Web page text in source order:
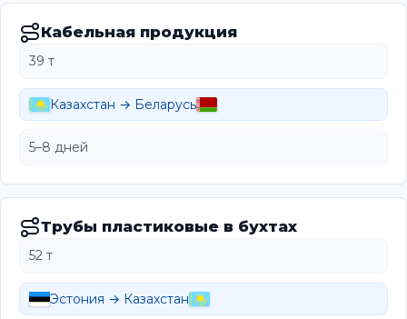
Кабельная продукция
39 т
Казахстан → Беларусь
5–8 дней
Трубы пластиковые в бухтах
52 т
Эстония → Казахстан